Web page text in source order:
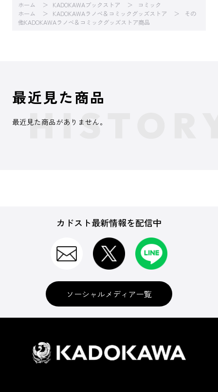
ホーム KADOKAWAブックストア
コミック
ホーム
KADOKAWAラノベ＆コミックグッズストア
その
他KADOKAWAラノベ＆コミックグッズストア商品
最近見た商品
最近見た商品がありません。
カドスト最新情報を配信中
ソーシャルメディア一覧